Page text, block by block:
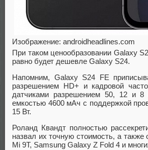
Изображение: androidheadlines.com
При таком ценообразовании Galaxy
равно будет дешевле Galaxy S24.
Напомним, Galaxy S24 FE
разрешением HD+ и кадровой
датчиками разрешением 50, 12 и 8
емкостью 4600 мАч с поддержкой
15 Вт.
Роланд Квандт полностью
назвал их точную стоимость, а
Mi 9T, Samsung Galaxy Z Fold 4 и